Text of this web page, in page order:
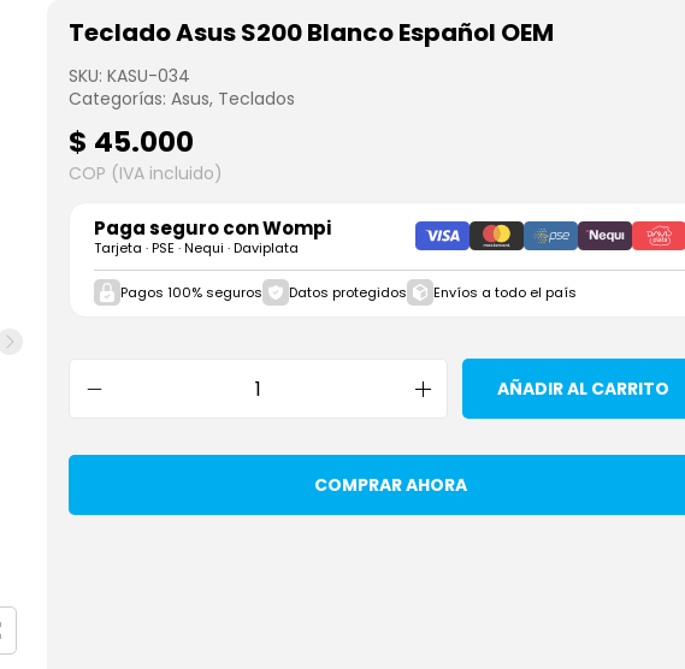
Teclado Asus S200 Blanco Español OEM
SKU: KASU-034
Categorías: Asus, Teclados
$ 45.000
COP (IVA incluido)
Paga seguro conWompi
Tarjeta · PSE · Nequi · Daviplata
Pagos 100% seguros Datos protegidos Envíos a todo el país
AÑADIR AL CARRITO
COMPRAR AHORA